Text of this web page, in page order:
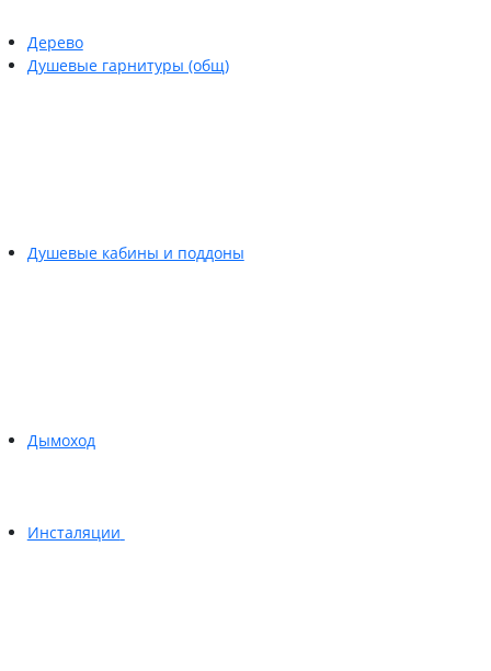
Дерево
Душевые гарнитуры (общ)
Душевые кабины и поддоны
Дымоход
Инсталяции